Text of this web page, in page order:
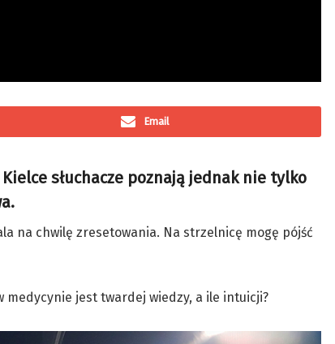
Email
słuchacze poznają jednak nie tylko
na chwilę zresetowania. Na strzelnicę mogę pójść
medycynie jest twardej wiedzy, a ile intuicji?